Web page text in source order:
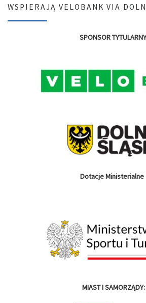
WSPIERAJĄ VELOBANK VIA
SPONSOR
Dotacje Ministerialne
MIAST I SAMORZĄDY: